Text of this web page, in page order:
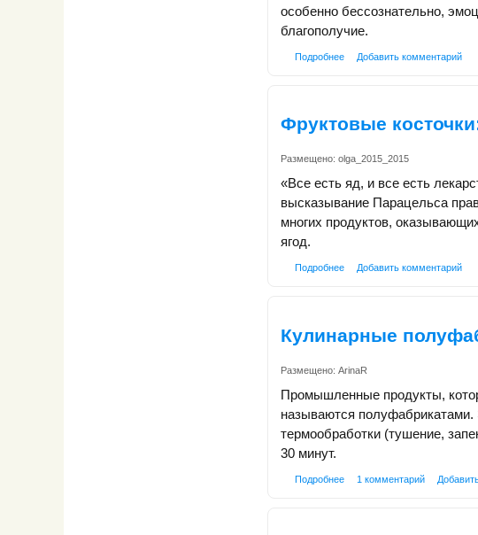
особенно бессознательно,
благополучие.
Подробнее Добавить комментарий
Фруктовые
Размещено: olga_2015_2015
«Все есть яд, и все есть
высказывание Парацельса
многих продуктов,
ягод.
Подробнее Добавить комментарий
Кулинарные
Размещено: ArinaR
Промышленные продукты,
называются
термообработки (тушение,
30 минут.
Подробнее 1 комментарий